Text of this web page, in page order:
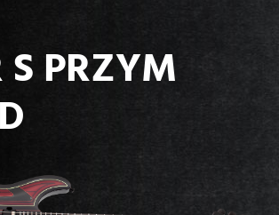
S PRZYM